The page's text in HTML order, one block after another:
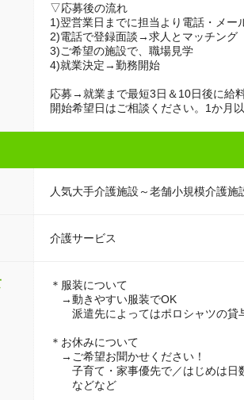
▽応募後の流れ
1)翌営業日までに担当より電話・メー
2)電話で登録面談→求人とマッチング
3)ご希望の施設で、職場見学
4)就業決定→勤務開始
応募→就業まで最短3日＆10日後に給
開始希望日はご相談ください。1か月
人気大手介護施設～老舗小規模介護施
介護サービス
＊服装について
→動きやすい服装でOK
派遣先によってはポロシャツの貸
＊お休みについて
→ご希望お聞かせください！
子育て・家事優先で／はじめは日
などなど